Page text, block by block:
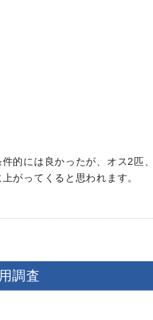
的には良かったが、オス2匹
がってくると思われます。
調査